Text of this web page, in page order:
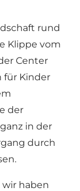
rund
Klippe vom
Center
für Kinder
der
in der
durch
wir haben